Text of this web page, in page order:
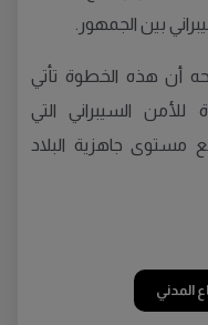
بين الجمهور.
أن هذه الخطوة تأتي
للأمن السيبراني التي
مستوى جاهزية البلاد
المدني